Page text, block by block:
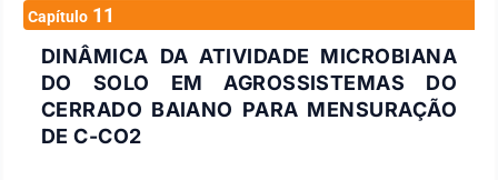
Capítulo 11
DINÂMICA DA ATIVIDADE MICROBIANA
DO SOLO EM AGROSSISTEMAS DO
CERRADO BAIANO PARA MENSURAÇÃO
DE C-CO2